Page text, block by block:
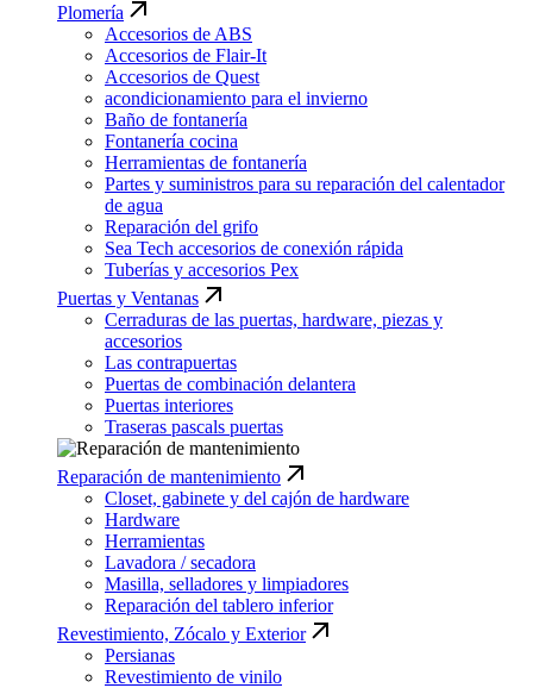
Plomería
Accesorios de ABS
Accesorios de Flair-It
Accesorios de Quest
acondicionamiento para el invierno
Baño de fontanería
Fontanería cocina
Herramientas de fontanería
Partes y suministros para su reparación del calentador
de agua
Reparación del grifo
Sea Tech accesorios de conexión rápida
Tuberías y accesorios Pex
Puertas y Ventanas
Cerraduras de las puertas, hardware, piezas y
accesorios
Las contrapuertas
Puertas de combinación delantera
Puertas interiores
Traseras pascals puertas
Reparación de mantenimiento
Closet, gabinete y del cajón de hardware
Hardware
Herramientas
Lavadora / secadora
Masilla, selladores y limpiadores
Reparación del tablero inferior
Revestimiento, Zócalo y Exterior
Persianas
Revestimiento de vinilo